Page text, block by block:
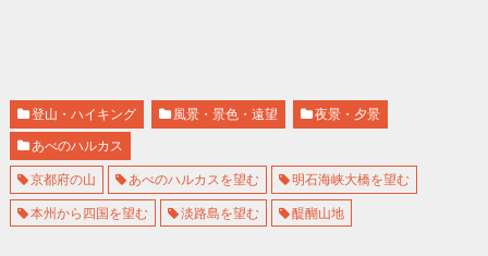
登山・ハイキング 風景・景色・遠望
夜景・夕景
あべのハルカス
京都府の山 あべのハルカスを望む 明石海峡大橋を望む
本州から四国を望む 淡路島を望む 醍醐山地